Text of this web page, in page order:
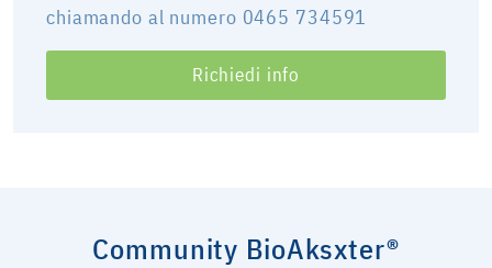
chiamando al numero 0465 734591
Richiedi info
Community BioAksxter®